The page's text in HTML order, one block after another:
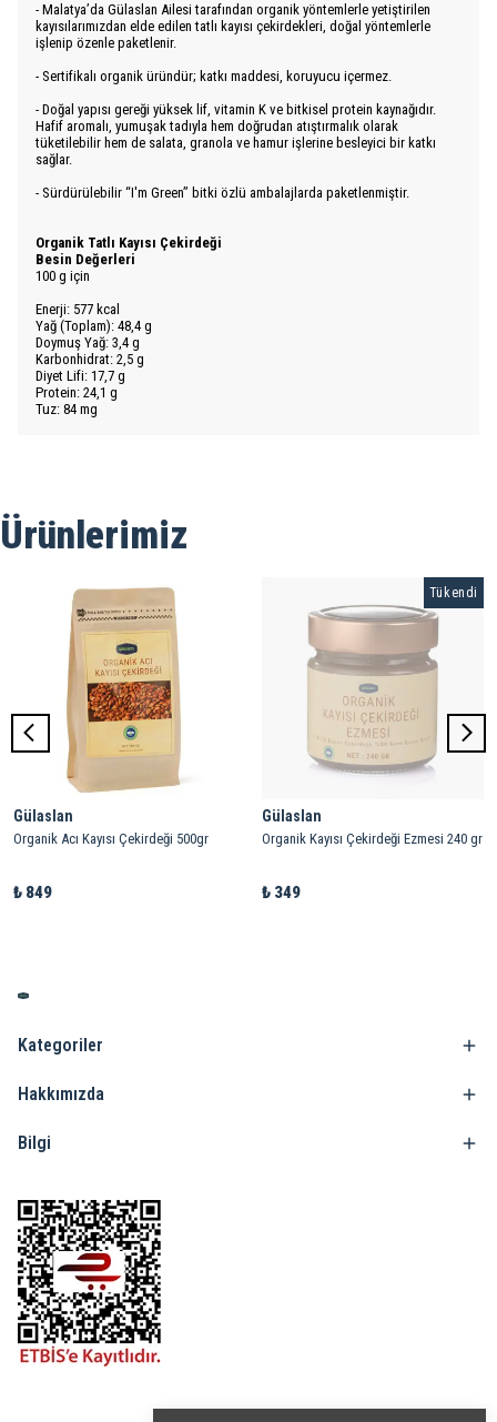
- Malatya’da Gülaslan Ailesi tarafından organik yöntemlerle yetiştirilen
kayısılarımızdan elde edilen tatlı kayısı çekirdekleri, doğal yöntemlerle
işlenip özenle paketlenir.
- Sertifikalı organik üründür; katkı maddesi, koruyucu içermez.
- Doğal yapısı gereği yüksek lif, vitamin K ve bitkisel protein kaynağıdır.
Hafif aromalı, yumuşak tadıyla hem doğrudan atıştırmalık olarak
tüketilebilir hem de salata, granola ve hamur işlerine besleyici bir katkı
sağlar.
- Sürdürülebilir “I'm Green” bitki özlü ambalajlarda paketlenmiştir.
Organik Tatlı Kayısı Çekirdeği
Besin Değerleri
100 g için
Enerji: 577 kcal
Yağ (Toplam): 48,4 g
Doymuş Yağ: 3,4 g
Karbonhidrat: 2,5 g
Diyet Lifi: 17,7 g
Protein: 24,1 g
Tuz: 84 mg
Ürünlerimiz
Gülaslan
Organik Acı Kayısı Çekirdeği 500gr
₺ 849
Tükendi
Gülaslan
Organik Kayısı Çekirdeği Ezmesi 240 gr
₺ 349
Kategoriler
Hakkımızda
Bilgi